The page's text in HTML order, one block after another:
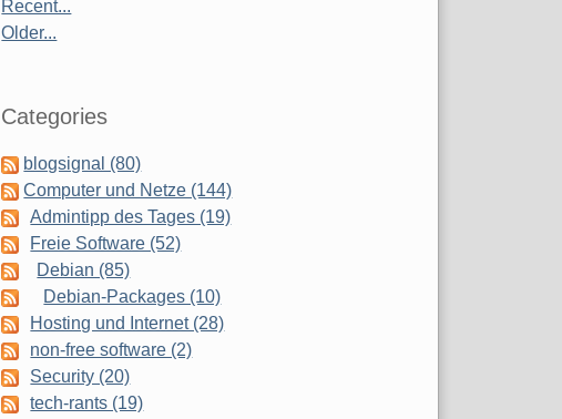
Recent...
Older...
Categories
blogsignal (80)
Computer und Netze (144)
Admintipp des Tages (19)
Freie Software (52)
Debian (85)
Debian-Packages (10)
Hosting und Internet (28)
non-free software (2)
Security (20)
tech-rants (19)